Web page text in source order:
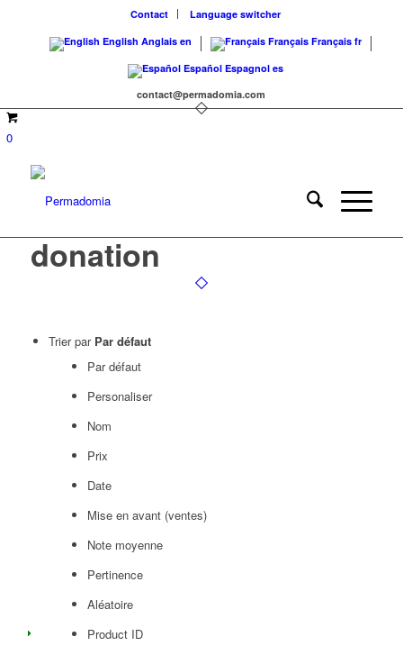
Contact
Language switcher
English Anglais en Français Français fr
Español Espagnol es
contact@permadomia.com
0
donation
Trier par Par défaut
Par défaut
Personaliser
Nom
Prix
Date
Mise en avant (ventes)
Note moyenne
Pertinence
Aléatoire
Product ID